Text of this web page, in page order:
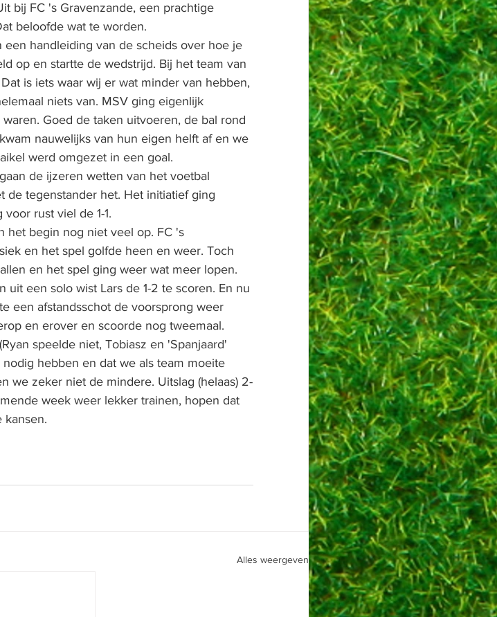
bij FC 's Gravenzande, een prachtige
beloofde wat te worden.
handleiding van de scheids over hoe je
op en startte de wedstrijd. Bij het team van
is iets waar wij er wat minder van hebben,
niets van. MSV ging eigenlijk
Goed de taken uitvoeren, de bal rond
nauwelijks van hun eigen helft af en we
werd omgezet in een goal.
de ijzeren wetten van het voetbal
de tegenstander het. Het initiatief ging
rust viel de 1-1.
het begin nog niet veel op. FC 's
en het spel golfde heen en weer. Toch
en het spel ging weer wat meer lopen.
een solo wist Lars de 1-2 te scoren. En nu
een afstandsschot de voorsprong weer
en erover en scoorde nog tweemaal.
speelde niet, Tobiasz en 'Spanjaard'
hebben en dat we als team moeite
we zeker niet de mindere. Uitslag (helaas) 2-
week weer lekker trainen, hopen dat
kansen.
Alles weergeven